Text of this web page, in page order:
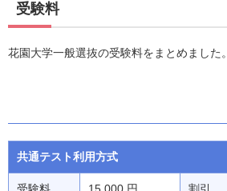
受験料
花園大学一般選抜の受験料をまとめました。
共通テスト利用方式